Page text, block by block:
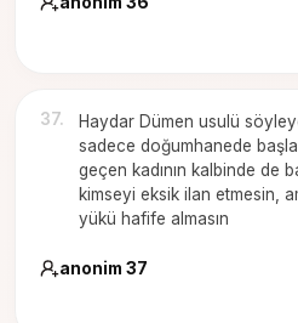
37.
Haydar Dümen usulü
sadece doğumhanede
geçen kadının kalbinde de
kimseyi eksik ilan etmesin,
yükü hafife almasın
anonim 37